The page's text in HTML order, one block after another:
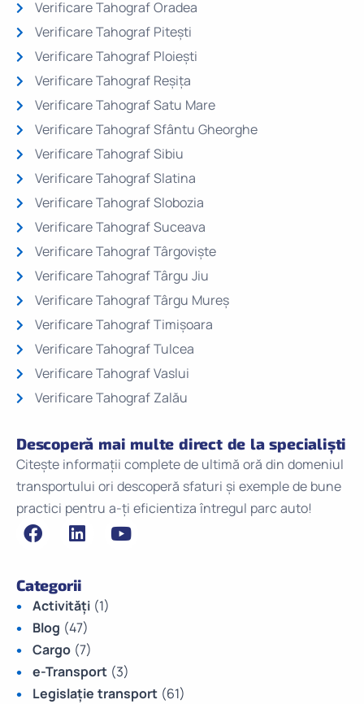
Verificare Tahograf Oradea
Verificare Tahograf Pitești
Verificare Tahograf Ploiești
Verificare Tahograf Reșița
Verificare Tahograf Satu Mare
Verificare Tahograf Sfântu Gheorghe
Verificare Tahograf Sibiu
Verificare Tahograf Slatina
Verificare Tahograf Slobozia
Verificare Tahograf Suceava
Verificare Tahograf Târgoviște
Verificare Tahograf Târgu Jiu
Verificare Tahograf Târgu Mureș
Verificare Tahograf Timișoara
Verificare Tahograf Tulcea
Verificare Tahograf Vaslui
Verificare Tahograf Zalău
Descoperă mai multe direct de la specialiști
Citește informații complete de ultimă oră din domeniul
transportului ori descoperă sfaturi și exemple de bune
practici pentru a-ți eficientiza întregul parc auto!
Categorii
Activități (1)
Blog (47)
Cargo (7)
e-Transport (3)
Legislație transport (61)